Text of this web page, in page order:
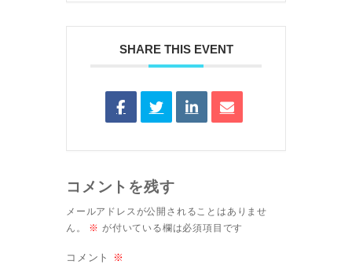
SHARE THIS EVENT
コメントを残す
メールアドレスが公開されることはありませ
ん。
※ が付いている欄は必須項目です
コメント ※